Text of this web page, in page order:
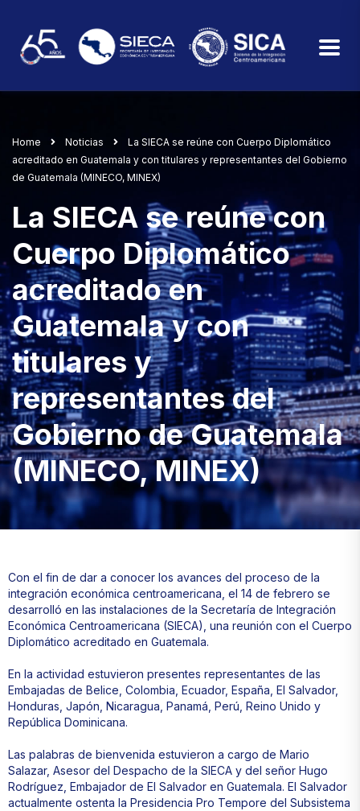
Home Noticias
La SIECA se reúne con Cuerpo Diplomático
acreditado en Guatemala y con titulares y representantes del Gobierno
de Guatemala (MINECO, MINEX)
La SIECA se reúne con
Cuerpo Diplomático
acreditado en
Guatemala y con
titulares y
representantes del
Gobierno de Guatemala
(MINECO, MINEX)
Con el fin de dar a conocer los avances del proceso de la
integración económica centroamericana, el 14 de febrero se
desarrolló en las instalaciones de la Secretaría de Integración
Económica Centroamericana (SIECA), una reunión con el Cuerpo
Diplomático acreditado en Guatemala.
En la actividad estuvieron presentes representantes de las
Embajadas de Belice, Colombia, Ecuador, España, El Salvador,
Honduras, Japón, Nicaragua, Panamá, Perú, Reino Unido y
República Dominicana.
Las palabras de bienvenida estuvieron a cargo de Mario
Salazar, Asesor del Despacho de la SIECA y del señor Hugo
Rodríguez, Embajador de El Salvador en Guatemala. El Salvador
actualmente ostenta la Presidencia Pro Tempore del Subsistema